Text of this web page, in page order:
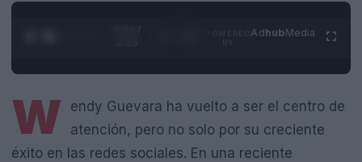
0:05 /
AdhubMedia
W
endy Guevara ha vuelto a ser el centro de
atención, pero no solo por su creciente
éxito en las redes sociales. En una reciente